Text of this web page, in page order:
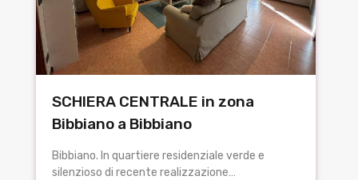
SCHIERA CENTRALE in zona
Bibbiano a Bibbiano
Bibbiano. In quartiere residenziale verde e
silenzioso di recente realizzazione…